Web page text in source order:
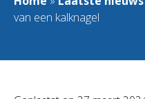
van een kalknagel